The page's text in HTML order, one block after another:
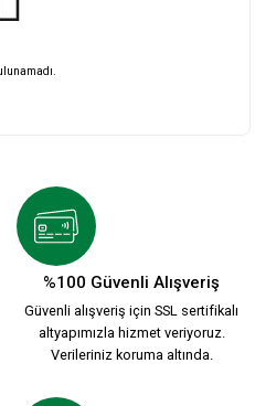
%100 Güvenli Alışveriş
Güvenli alışveriş için SSL sertifikalı
altyapımızla hizmet veriyoruz.
Verileriniz koruma altında.